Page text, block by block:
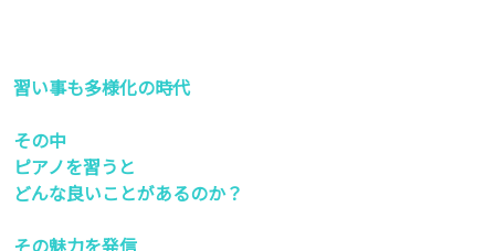
習い事も多様化の時代
その中
ピアノを習うと
どんな良いことがあるのか？
その魅力を発信